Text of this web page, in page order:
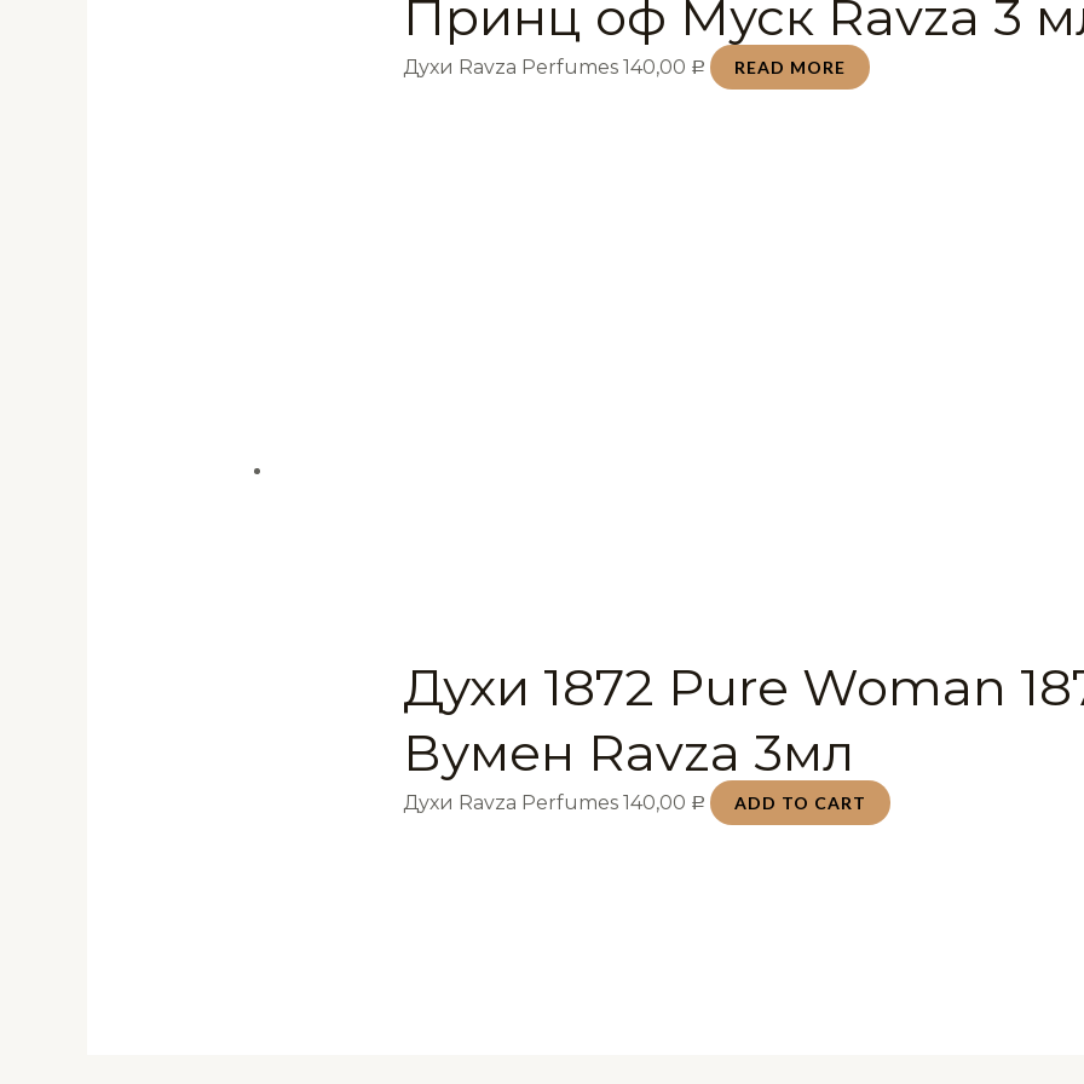
Принц оф Муск Ravza 3
Духи Ravza Perfumes140,00 Р READ MORE
Духи 1872 Pure Woman
Вумен Ravza 3мл
Духи Ravza Perfumes140,00 Р ADD TO CART